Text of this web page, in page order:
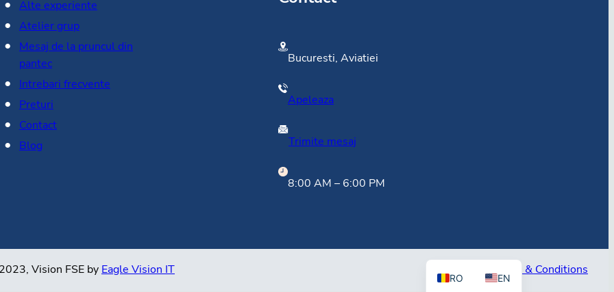
Alte experiente
Atelier grup
Mesaj de la pruncul din
pantec
Intrebari frecvente
Preturi
Contact
Blog
Bucuresti, Aviatiei
Apeleaza
Trimite mesaj
8:00 AM – 6:00 PM
Vision FSE by Eagle Vision IT Terms & Conditions
RO EN